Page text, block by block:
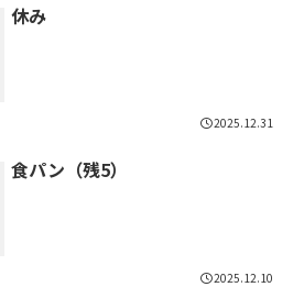
休み
2025.12.31
食パン（残5）
2025.12.10